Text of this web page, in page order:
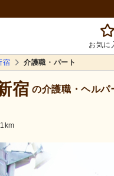
お気に
宿 介護職・パート
宿 の介護職・ヘルパ